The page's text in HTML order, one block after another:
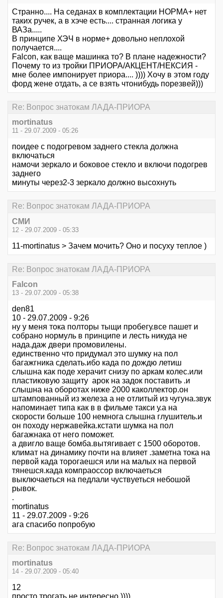
Странно.... На седанах в комплектации НОРМА+ нет
таких ручек, а в хэче есть.... странная логика у
ВАЗа.....
В принципе ХЭЧ в норме+ довольно неплохой
получается....
Falcon, как ваще машинка то? В плане надежности?
Почему то из тройки ПРИОРА/АКЦЕНТ/НЕКСИЯ -
мне более импонирует приора.... )))) Хочу в этом году
форд жене отдать, а се взять чтонибудь порезвей)))
Re: Вопрос знатокам ЛАДА-ПРИОРА
mortinatus
11 - 29.07.2009 - 05:26
поидее с подогревом заднего стекла должна
включаться
намочи зеркало и боковое стекло и включи подогрев
заднего
минуты через2-3 зеркало должно высохнуть
Re: Вопрос знатокам ЛАДА-ПРИОРА
СМИ
12 - 29.07.2009 - 05:33
11-mortinatus > Зачем мочить? Оно и посуху теплое )
Re: Вопрос знатокам ЛАДА-ПРИОРА
Falcon
13 - 29.07.2009 - 05:38
den81
10 - 29.07.2009 - 9:26
ну у меня тока полторы тыщи пробегу.все пашет и
собрано нормуль в принципе и лесть никуда не
нада.даж двери промовилены.
единственно что придумал это шумку на пол
багажгника сделать.ибо када по дождю летиш
слышна как поде херачит снизу по аркам колес.или
пластиковую защиту арок на задок поставить .и
слышна на оборотах ниже 2000 каколлектор.он
штампованный из железа а не отлитый из чугуна.звук
напоминает типа как в в фильме такси у.а на
скорости больше 100 немнога слышна глушитель.и
он походу нержавейка.кстати шумка на пол
багажнака от него поможет.
а двигло ваще бомба.вытягивает с 1500 оборотов.
климат на динамику почти на влияет .заметна тока на
первой када торогаешся или на малых на первой
тянешся.када компраоссор включаеться
выключаеться на педлали чуствуеться небошой
рывок.
.
mortinatus
11 - 29.07.2009 - 9:26
ага спасибо попробую
Re: Вопрос знатокам ЛАДА-ПРИОРА
mortinatus
14 - 29.07.2009 - 05:40
12